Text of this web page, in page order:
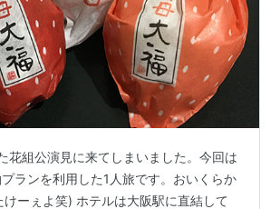
花組公演見に来てしまいました。今回は
ランを利用した1人旅です。おいくらか
ーぇよ笑) ホテルは大阪駅に直結して